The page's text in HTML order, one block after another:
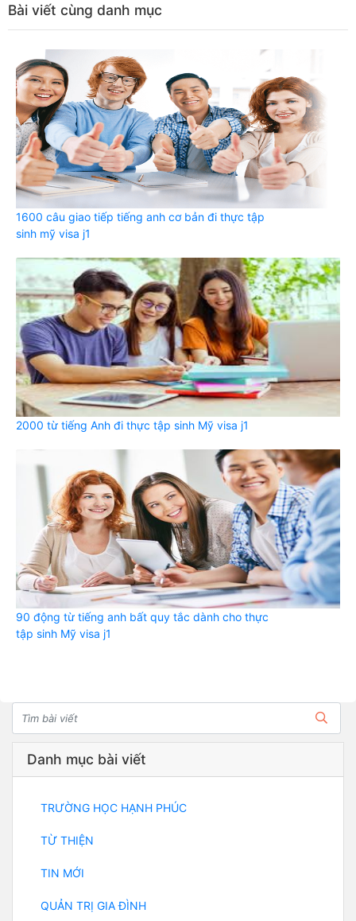
Bài viết cùng danh mục
1600 câu giao tiếp tiếng anh cơ bản đi thực tập
sinh mỹ visa j1
2000 từ tiếng Anh đi thực tập sinh Mỹ visa j1
90 động từ tiếng anh bất quy tắc dành cho thực
tập sinh Mỹ visa j1
Danh mục bài viết
TRƯỜNG HỌC HẠNH PHÚC
TỪ THIỆN
TIN MỚI
QUẢN TRỊ GIA ĐÌNH